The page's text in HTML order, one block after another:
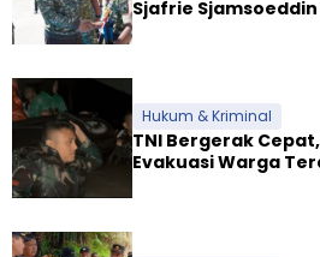
Sjafrie
Hukum & Kriminal
TNI Bergerak
Evakuasi Warga